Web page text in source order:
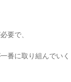
要で、
番に取り組んでいく